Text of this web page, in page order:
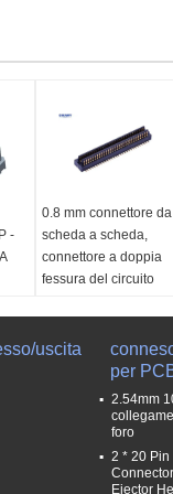
-
0.8 mm connettore da
scheda a scheda,
connettore a doppia
fessura del circuito
30V AC (RMS) /DC
Resistenza di
250 V AC
Corrente nominale:
0.5A AC (RMS)
uscita
per
2.54mm
foro
2 * 20 Pin
Ejector